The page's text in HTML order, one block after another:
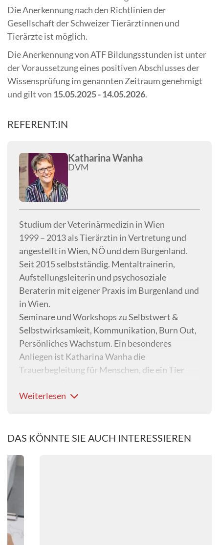
Die Anerkennung nach den Richtlinien der
Gesellschaft der Schweizer Tierärztinnen und
Tierärzte ist möglich.
Die Anerkennung von ATF Bildungsstunden ist unter
der Voraussetzung eines positiven Abschlusses der
Wissensprüfung im genannten Zeitraum genehmigt
und gilt von 15.05.2025 - 14.05.2026.
REFERENT:IN
Katharina Wanha
DVM
Studium der Veterinärmedizin in Wien
1999 – 2013 als Tierärztin in Vertretung und
angestellt in Wien, NÖ und dem Burgenland.
Seit 2015 selbstständig. Mentaltrainerin,
Aufstellungsleiterin und psychosoziale
Beraterin mit eigener Praxis im Burgenland und
in Wien.
Seminare und Workshops zu Selbstwert &
Selbstwirksamkeit, Kommunikation, Burn Out,
Persönliches Wachstum. Ein besonderes
Anliegen ist Katharina Wanha die
Trauerbegleitung für Menschen, die ein Tier
Weiterlesen
DAS KÖNNTE SIE AUCH INTERESSIEREN